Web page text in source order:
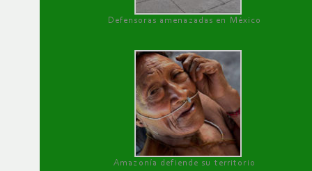
Defensoras amenazadas en México
Amazonía defiende su territorio